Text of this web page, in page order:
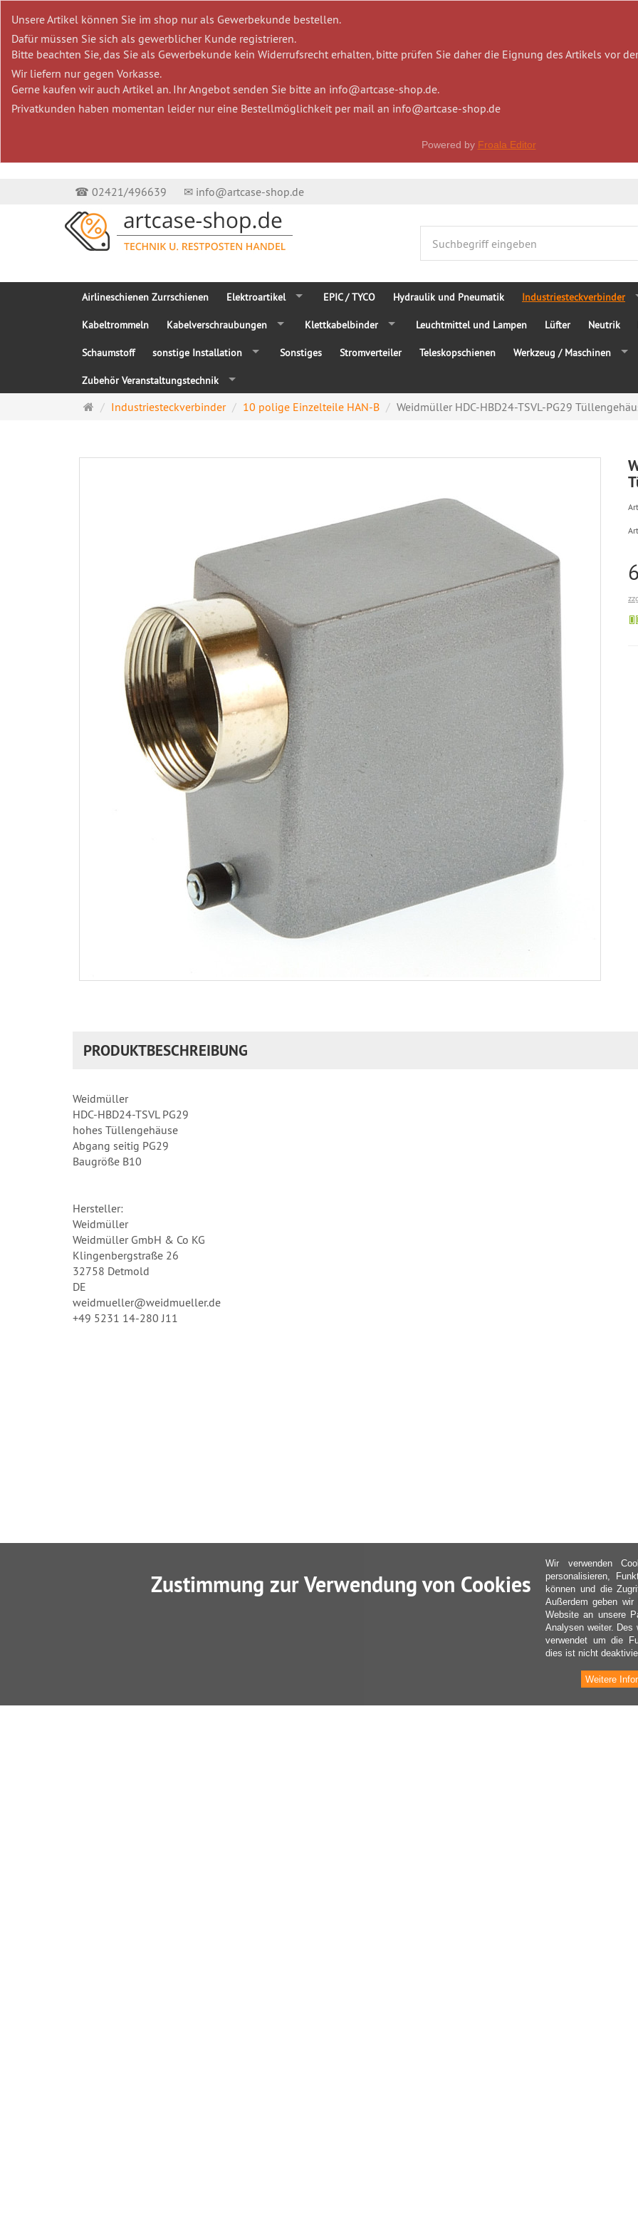
Unsere Artikel können Sie im shop nur als Gewerbekunde bestellen.
Dafür müssen Sie sich als gewerblicher Kunde registrieren.
Bitte beachten Sie, das Sie als Gewerbekunde kein Widerrufsrecht erhalten, bitte prüfen Sie daher die Eignung des Artikels vor
Wir liefern nur gegen Vorkasse.
Gerne kaufen wir auch Artikel an. Ihr Angebot senden Sie bitte an info@artcase-shop.de.
Privatkunden haben momentan leider nur eine Bestellmöglichkeit per mail an info@artcase-shop.de
Powered by Froala Editor
☎ 02421/496639 ✉ info@artcase-shop.de
Airlineschienen Zurrschienen Elektroartikel EPIC / TYCO Hydraulik und Pneumatik Industriesteckverbinder
Kabeltrommeln Kabelverschraubungen Klettkabelbinder Leuchtmittel und Lampen Lüfter Neutrik
Schaumstoff sonstige Installation Sonstiges Stromverteiler Teleskopschienen Werkzeug / Maschinen
Zubehör Veranstaltungstechnik
Startseite
Industriesteckverbinder 10 polige Einzelteile HAN-B Weidmüller HDC-HBD24-TSVL-PG29
PRODUKTBESCHREIBUNG
Weidmüller
HDC-HBD24-TSVL PG29
hohes Tüllengehäuse
Abgang seitig PG29
Baugröße B10
Hersteller:
Weidmüller
Weidmüller GmbH & Co KG
Klingenbergstraße 26
32758 Detmold
DE
weidmueller@weidmueller.de
+49 5231 14-280 J11
Zustimmung zur Verwendung von Cookies
Wir verwenden
personalisieren,
können und die
Außerdem geben
Website an unsere
Analysen weiter. Des
verwendet um die
dies ist nicht
Weitere